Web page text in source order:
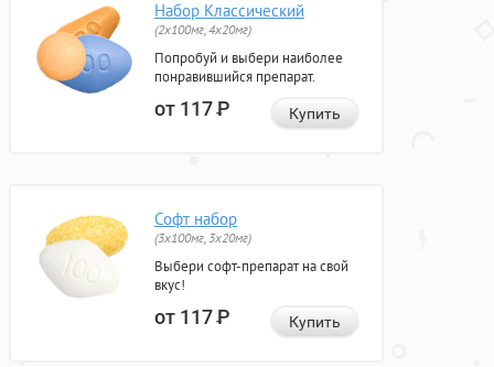
Набор Классический
(2x100мг, 4x20мг)
Попробуй и выбери наиболее
понравившийся препарат.
от 117Р Купить
Софт набор
(3x100мг, 3x20мг)
Выбери софт-препарат на свой
вкус!
от 117Р Купить